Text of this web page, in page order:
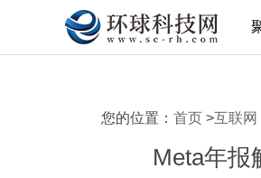
您的位置： 首页 >互联网
Meta年报